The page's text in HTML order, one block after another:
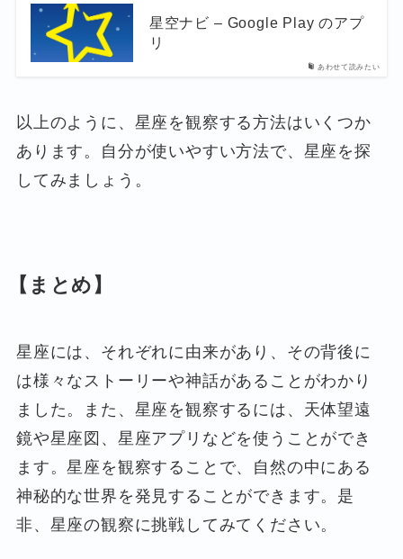
あわせて読みたい
星空ナビ – Google Play のアプ
リ
以上のように、星座を観察する方法はいくつか
あります。自分が使いやすい方法で、星座を探
してみましょう。
【まとめ】
星座には、それぞれに由来があり、その背後に
は様々なストーリーや神話があることがわかり
ました。また、星座を観察するには、天体望遠
鏡や星座図、星座アプリなどを使うことができ
ます。星座を観察することで、自然の中にある
神秘的な世界を発見することができます。是
非、星座の観察に挑戦してみてください。